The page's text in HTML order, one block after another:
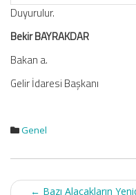
Duyurulur.
Bekir BAYRAKDAR
Bakan a.
Gelir İdaresi Başkanı
Genel
Post← Bazı Alacakların